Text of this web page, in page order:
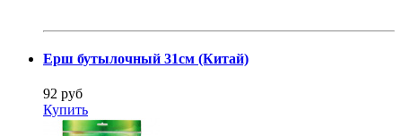
Ерш бутылочный 31см (Китай)
92 руб
Купить